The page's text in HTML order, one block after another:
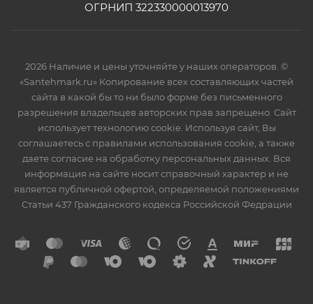
ОГРНИП 322330000013970
2026 Наличие и цены уточняйте у наших операторов. ©
«Santehmark.ru» Копирование всех составляющих частей
сайта в какой бы то ни было форме без письменного
разрешения владельцев авторских прав запрещено. Сайт
использует технологию cookie. Используя сайт, Вы
соглашаетесь с правилами использования cookie, а также
даете согласие на обработку персональных данных. Вся
информация на сайте носит справочный характер и не
является публичной офертой, определяемой положениями
Статьи 437 Гражданского кодекса Российской Федрации